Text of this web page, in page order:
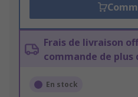
Frais de livraison
commande de plus
En stock